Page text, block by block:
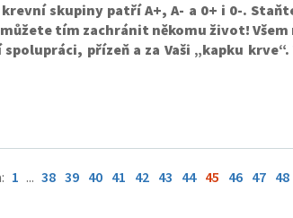
skupiny patří A+, A- a 0+ i 0-.
tím zachránit někomu život! Všem
přízeň a za Vaši „kapku
1 ... 38 39 40 41 42 43 44 45 46 47 48